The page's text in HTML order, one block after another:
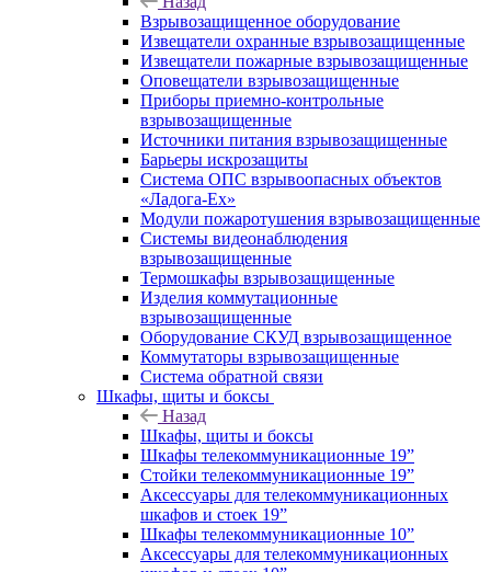
Взрывозащищенное оборудование
Извещатели охранные взрывозащищенные
Извещатели пожарные взрывозащищенные
Оповещатели взрывозащищенные
Приборы приемно-контрольные
взрывозащищенные
Источники питания взрывозащищенные
Барьеры искрозащиты
Система ОПС взрывоопасных объектов
«Ладога-Ex»
Модули пожаротушения взрывозащищенные
Системы видеонаблюдения
взрывозащищенные
Термошкафы взрывозащищенные
Изделия коммутационные
взрывозащищенные
Оборудование СКУД взрывозащищенное
Коммутаторы взрывозащищенные
Система обратной связи
Шкафы, щиты и боксы
Назад
Шкафы, щиты и боксы
Шкафы телекоммуникационные 19”
Стойки телекоммуникационные 19”
Аксессуары для телекоммуникационных
шкафов и стоек 19”
Шкафы телекоммуникационные 10”
Аксессуары для телекоммуникационных